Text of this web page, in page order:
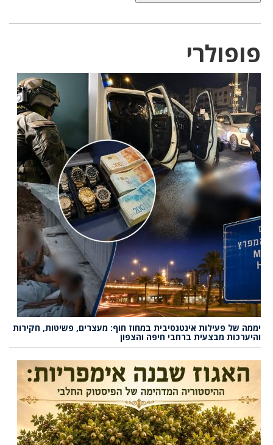
פופולרי
יממה של פעילות אינטנסיבית במחוז חוף: מעצרים, פשיטות, חקירות
והיערכות מבצעית ברחבי חיפה והצפון